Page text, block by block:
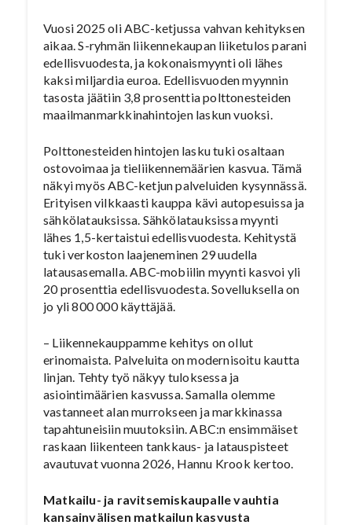
Vuosi 2025 oli ABC-ketjussa vahvan kehityksen
aikaa. S-ryhmän liikennekaupan liiketulos parani
edellisvuodesta, ja kokonaismyynti oli lähes
kaksi miljardia euroa. Edellisvuoden myynnin
tasosta jäätiin 3,8 prosenttia polttonesteiden
maailmanmarkkinahintojen laskun vuoksi.
Polttonesteiden hintojen lasku tuki osaltaan
ostovoimaa ja tieliikennemäärien kasvua. Tämä
näkyi myös ABC-ketjun palveluiden kysynnässä.
Erityisen vilkkaasti kauppa kävi autopesuissa ja
sähkölatauksissa. Sähkölatauksissa myynti
lähes 1,5-kertaistui edellisvuodesta. Kehitystä
tuki verkoston laajeneminen 29 uudella
latausasemalla. ABC-mobiilin myynti kasvoi yli
20 prosenttia edellisvuodesta. Sovelluksella on
jo yli 800 000 käyttäjää.
– Liikennekauppamme kehitys on ollut
erinomaista. Palveluita on modernisoitu kautta
linjan. Tehty työ näkyy tuloksessa ja
asiointimäärien kasvussa. Samalla olemme
vastanneet alan murrokseen ja markkinassa
tapahtuneisiin muutoksiin. ABC:n ensimmäiset
raskaan liikenteen tankkaus- ja latauspisteet
avautuvat vuonna 2026, Hannu Krook kertoo.
Matkailu- ja ravitsemiskaupalle vauhtia
kansainvälisen matkailun kasvusta